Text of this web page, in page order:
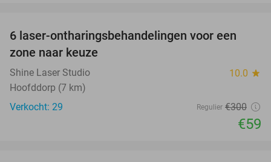
80%
6 laser-ontharingsbehandelingen voor een
zone naar keuze
Shine Laser Studio 10.0 star
Hoofddorp (7 km)
Verkocht: 29
Regulier €300
€59